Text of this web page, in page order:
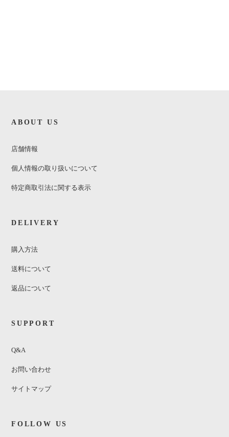
ABOUT US
店舗情報
個人情報の取り扱いについて
特定商取引法に関する表示
DELIVERY
購入方法
送料について
返品について
SUPPORT
Q&A
お問い合わせ
サイトマップ
FOLLOW US